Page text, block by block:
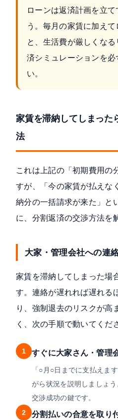
ローンは返済計画を立
う。毎月の家賃に加え
と、生活費が厳しくな
済シミュレーションを
い。
家賃を滞納してしまった
法
これは上記の「初期費用の
すが、「今の家賃が払えな
納分の一括請求が来た」と
に、分割返済の交渉方法を
大家・管理会社への連
家賃を滞納してしまった場
す。連絡が遅れれば遅れる
り、強制退去のリスクが高
く、次の手順で動いてくだ
1 すぐに大家さん・管理
「○月○日までに支払えま
がら状況を説明しましょ
交渉成功の鍵です。
2
分割払いの合意を取り